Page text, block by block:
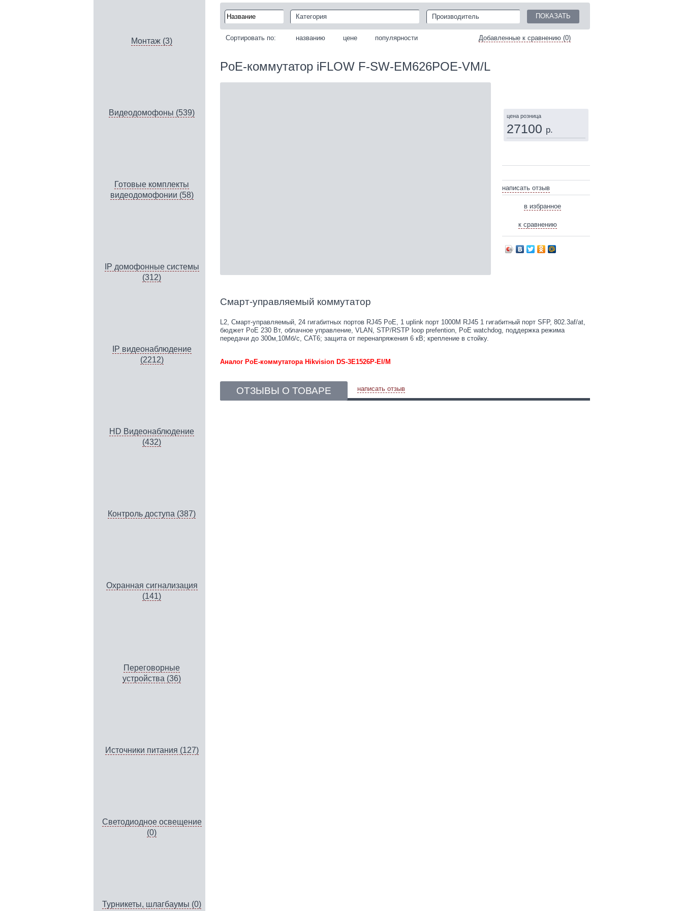
Монтаж (3)
Видеодомофоны (539)
Готовые комплекты
видеодомофонии (58)
IP домофонные системы
(312)
IP видеонаблюдение
(2212)
HD Видеонаблюдение
(432)
Контроль доступа (387)
Охранная сигнализация
(141)
Переговорные
устройства (36)
Источники питания (127)
Светодиодное освещение
(0)
Турникеты, шлагбаумы (0)
Категория Производитель
Добавленные к сравнению (0)
Сортировать по: названию цене популярности
PoE-коммутатор iFLOW F-SW-EM626POE-VM/L
цена розница
27100 р.
написать отзыв
в избранное
к сравнению
Смарт-управляемый коммутатор
L2, Смарт-управляемый, 24 гигабитных портов RJ45 PoE, 1 uplink порт 1000М RJ45 1 гигабитный порт SFP, 802.3af/at,
бюджет PoE 230 Вт, облачное управление, VLAN, STP/RSTP loop prefention, PoE watchdog, поддержка режима
передачи до 300м,10Мб/с, CAT6; защита от перенапряжения 6 кВ; крепление в стойку.
Аналог PoE-коммутатора Hikvision DS-3E1526P-EI/M
ОТЗЫВЫ О ТОВАРЕ написать отзыв